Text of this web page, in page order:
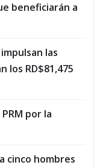
beneficiarán a
las
los RD$81,475
por la
cinco hombres